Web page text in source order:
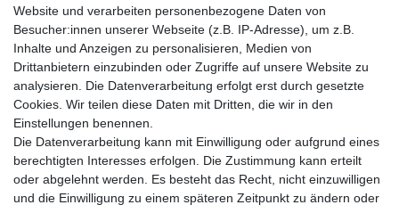
Website und verarbeiten personenbezogene Daten von
Besucher:innen unserer Webseite (z.B. IP-Adresse), um z.B.
Inhalte und Anzeigen zu personalisieren, Medien von
Drittanbietern einzubinden oder Zugriffe auf unsere Website zu
analysieren. Die Datenverarbeitung erfolgt erst durch gesetzte
Cookies. Wir teilen diese Daten mit Dritten, die wir in den
Einstellungen benennen.
Die Datenverarbeitung kann mit Einwilligung oder aufgrund eines
berechtigten Interesses erfolgen. Die Zustimmung kann erteilt
oder abgelehnt werden. Es besteht das Recht, nicht einzuwilligen
und die Einwilligung zu einem späteren Zeitpunkt zu ändern oder